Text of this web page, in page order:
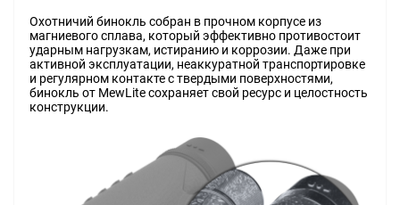
Охотничий бинокль собран в прочном корпусе из
магниевого сплава, который эффективно противостоит
ударным нагрузкам, истиранию и коррозии. Даже при
активной эксплуатации, неаккуратной транспортировке
и регулярном контакте с твердыми поверхностями,
бинокль от MewLite сохраняет свой ресурс и целостность
конструкции.